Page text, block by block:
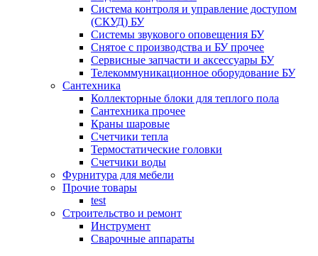
Система контроля и управление доступом
(СКУД) БУ
Системы звукового оповещения БУ
Снятое с производства и БУ прочее
Сервисные запчасти и аксессуары БУ
Телекоммуникационное оборудование БУ
Сантехника
Коллекторные блоки для теплого пола
Сантехника прочее
Краны шаровые
Счетчики тепла
Термоcтатические головки
Счетчики воды
Фурнитура для мебели
Прочие товары
test
Строительство и ремонт
Инструмент
Сварочные аппараты